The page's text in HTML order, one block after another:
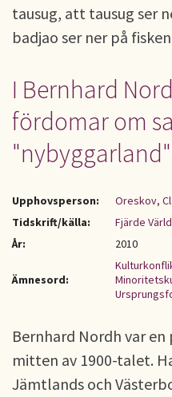
tausug, att tausug ser
badjao ser ner på
I Bernhard
fördomar om
"nybyggarland"
Upphovsperson:
Oreskov,
Tidskrift/källa:
Fjärde
År:
2010
Ämnesord:
Bernhard Nordh var
mitten av 1900-talet.
Jämtlands och